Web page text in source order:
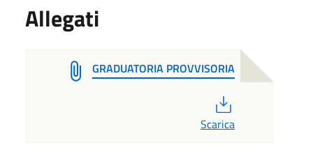
Allegati
GRADUATORIA PROVVISORIA
Scarica